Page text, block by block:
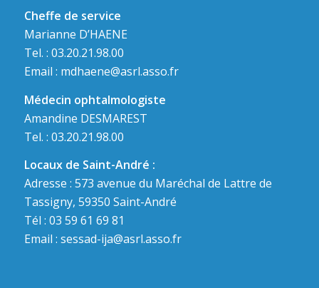
Cheffe de service
Marianne D’HAENE
Tel. : 03.20.21.98.00
Email : mdhaene@asrl.asso.fr
Médecin ophtalmologiste
Amandine DESMAREST
Tel. : 03.20.21.98.00
Locaux de Saint-André :
Adresse : 573 avenue du Maréchal de Lattre de
Tassigny, 59350 Saint-André
Tél : 03 59 61 69 81
Email : sessad-ija@asrl.asso.fr